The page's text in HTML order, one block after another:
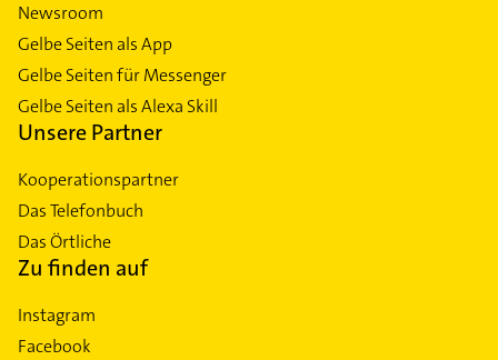
Newsroom
Gelbe Seiten als App
Gelbe Seiten für Messenger
Gelbe Seiten als Alexa Skill
Unsere Partner
Kooperationspartner
Das Telefonbuch
Das Örtliche
Zu finden auf
Instagram
Facebook